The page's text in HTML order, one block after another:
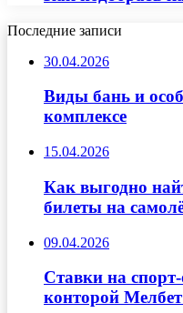
Последние записи
30.04.2026
Виды бань и
комплексе
15.04.2026
Как выгодно
билеты на
09.04.2026
Ставки на
конторой